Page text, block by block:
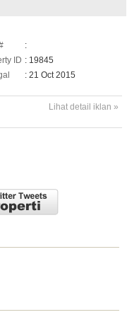
:
ID : 19845
: 21 Oct 2015
Lihat detail iklan »